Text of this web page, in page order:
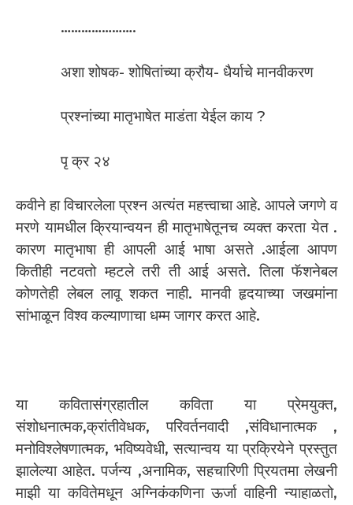
………………….
अशा शोषक- शोषितांच्या क्रौय- धैर्याचे मानवीकरण
प्रश्‍नांच्या मातृभाषेत माडंता येईल काय ?
पृ क्र २४
कवीने हा विचारलेला प्रश्न अत्यंत महत्त्वाचा आहे. आपले जगणे व
मरणे यामधील क्रियान्वयन ही मातृभाषेतूनच व्यक्त करता येत .
कारण मातृभाषा ही आपली आई भाषा असते .आईला आपण
कितीही नटवतो म्हटले तरी ती आई असते. तिला फॅशनेबल
कोणतेही लेबल लावू शकत नाही. मानवी हृदयाच्या जखमांना
सांभाळून विश्व कल्याणाचा धम्म जागर करत आहे.
या कवितासंग्रहातील कविता या प्रेमयुक्त,
संशोधनात्मक,क्रांतीवेधक, परिवर्तनवादी ,संविधानात्मक ,
मनोविश्लेषणात्मक, भविष्यवेधी, सत्यान्वय या प्रक्रियेने प्रस्तुत
झालेल्या आहेत. पर्जन्य ,अनामिक, सहचारिणी प्रियतमा लेखनी
माझी या कवितेमधून अग्निकंकणिना ऊर्जा वाहिनी न्याहाळतो,